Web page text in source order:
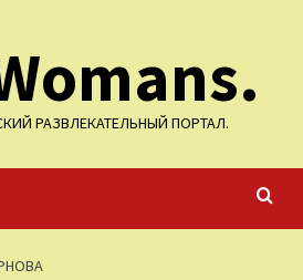
РАЗВЛЕКАТЕЛЬНЫЙ ПОРТАЛ.